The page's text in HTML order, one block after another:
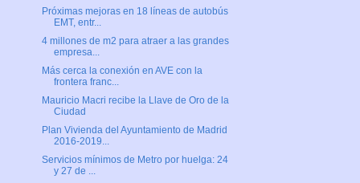
Próximas mejoras en 18 líneas de autobús
EMT, entr...
4 millones de m2 para atraer a las grandes
empresa...
Más cerca la conexión en AVE con la
frontera franc...
Mauricio Macri recibe la Llave de Oro de la
Ciudad
Plan Vivienda del Ayuntamiento de Madrid
2016-2019...
Servicios mínimos de Metro por huelga: 24
y 27 de ...